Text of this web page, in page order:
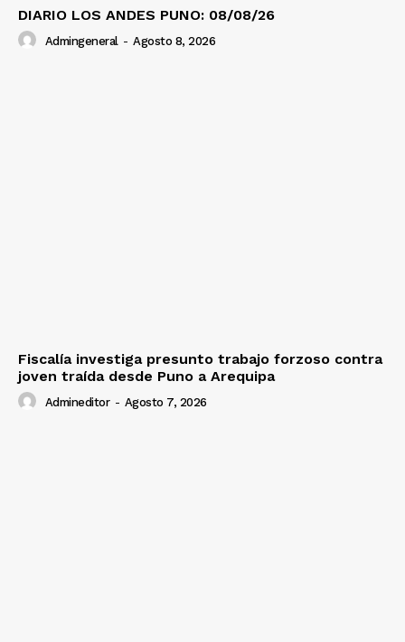
DIARIO LOS ANDES PUNO: 08/08/26
Admingeneral - Agosto 8, 2026
Fiscalía investiga presunto trabajo forzoso contra
joven traída desde Puno a Arequipa
Admineditor - Agosto 7, 2026